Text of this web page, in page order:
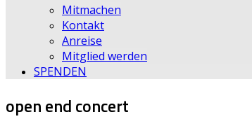
Mitmachen
Kontakt
Anreise
Mitglied werden
SPENDEN
open end concert